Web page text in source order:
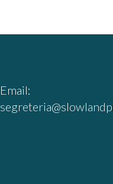
Email: